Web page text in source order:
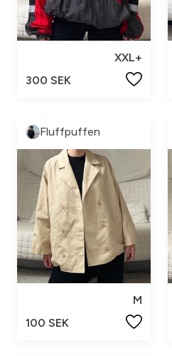
XXL+
300 SEK
Fluffpuffen
M
100 SEK